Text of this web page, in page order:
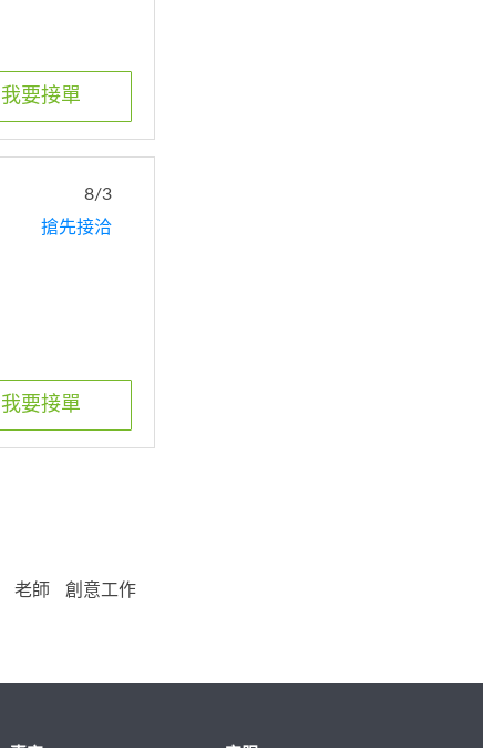
我要接單
8/3
搶先接洽
我要接單
老師 創意工作